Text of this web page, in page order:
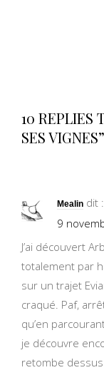
10 REPLIES
SES VIGNES”
Mealin dit :
9
J’ai découvert
totalement par
sur un trajet
craqué. Paf,
qu’en
je découvre
retombe